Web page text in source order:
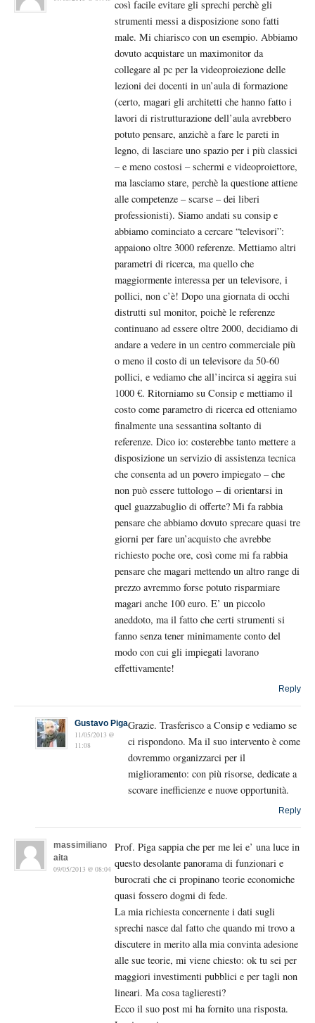
così facile evitare gli sprechi perchè gli
strumenti messi a disposizione sono fatti
male. Mi chiarisco con un esempio. Abbiamo
dovuto acquistare un maximonitor da
collegare al pc per la videoproiezione delle
lezioni dei docenti in un’aula di formazione
(certo, magari gli architetti che hanno fatto i
lavori di ristrutturazione dell’aula avrebbero
potuto pensare, anzichè a fare le pareti in
legno, di lasciare uno spazio per i più classici
– e meno costosi – schermi e videoproiettore,
ma lasciamo stare, perchè la questione attiene
alle competenze – scarse – dei liberi
professionisti). Siamo andati su consip e
abbiamo cominciato a cercare “televisori”:
appaiono oltre 3000 referenze. Mettiamo altri
parametri di ricerca, ma quello che
maggiormente interessa per un televisore, i
pollici, non c’è! Dopo una giornata di occhi
distrutti sul monitor, poichè le referenze
continuano ad essere oltre 2000, decidiamo di
andare a vedere in un centro commerciale più
o meno il costo di un televisore da 50-60
pollici, e vediamo che all’incirca si aggira sui
1000 €. Ritorniamo su Consip e mettiamo il
costo come parametro di ricerca ed otteniamo
finalmente una sessantina soltanto di
referenze. Dico io: costerebbe tanto mettere a
disposizione un servizio di assistenza tecnica
che consenta ad un povero impiegato – che
non può essere tuttologo – di orientarsi in
quel guazzabuglio di offerte? Mi fa rabbia
pensare che abbiamo dovuto sprecare quasi tre
giorni per fare un’acquisto che avrebbe
richiesto poche ore, così come mi fa rabbia
pensare che magari mettendo un altro range di
prezzo avremmo forse potuto risparmiare
magari anche 100 euro. E’ un piccolo
aneddoto, ma il fatto che certi strumenti si
fanno senza tener minimamente conto del
modo con cui gli impiegati lavorano
effettivamente!
Reply
Gustavo Piga
11/05/2013 @
11:08
Grazie. Trasferisco a Consip e vediamo se
ci rispondono. Ma il suo intervento è come
dovremmo organizzarci per il
miglioramento: con più risorse, dedicate a
scovare inefficienze e nuove opportunità.
Reply
massimiliano
aita
09/05/2013 @ 08:04
Prof. Piga sappia che per me lei e’ una luce in
questo desolante panorama di funzionari e
burocrati che ci propinano teorie economiche
quasi fossero dogmi di fede.
La mia richiesta concernente i dati sugli
sprechi nasce dal fatto che quando mi trovo a
discutere in merito alla mia convinta adesione
alle sue teorie, mi viene chiesto: ok tu sei per
maggiori investimenti pubblici e per tagli non
lineari. Ma cosa taglieresti?
Ecco il suo post mi ha fornito una risposta.